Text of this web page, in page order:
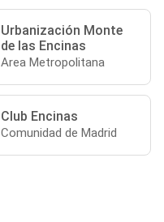
Urbanización Monte
de las Encinas
Area Metropolitana
Club Encinas
Comunidad de Madrid